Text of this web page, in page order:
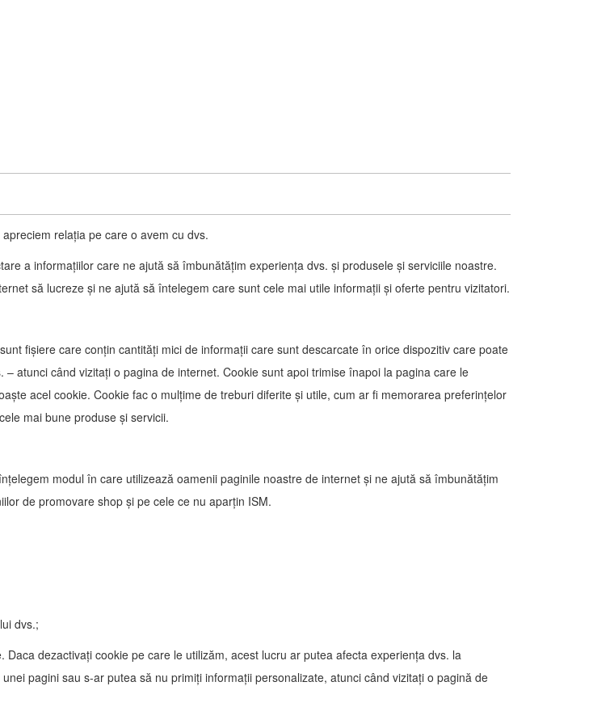
relația pe care o avem cu dvs.
a informațiilor care ne ajută să îmbunătățim experiența dvs. și produsele și serviciile noastre.
să lucreze și ne ajută să întelegem care sunt cele mai utile informații și oferte pentru vizitatori.
fișiere care conțin cantități mici de informații care sunt descarcate în orice dispozitiv care poate
atunci când vizitați o pagina de internet. Cookie sunt apoi trimise înapoi la pagina care le
acel cookie. Cookie fac o mulțime de treburi diferite și utile, cum ar fi memorarea preferințelor
mai bune produse și servicii.
modul în care utilizează oamenii paginile noastre de internet și ne ajută să îmbunătățim
de promovare shop și pe cele ce nu aparțin ISM.
dvs.;
dezactivați cookie pe care le utilizăm, acest lucru ar putea afecta experiența dvs. la
pagini sau s-ar putea să nu primiți informații personalizate, atunci când vizitați o pagină de